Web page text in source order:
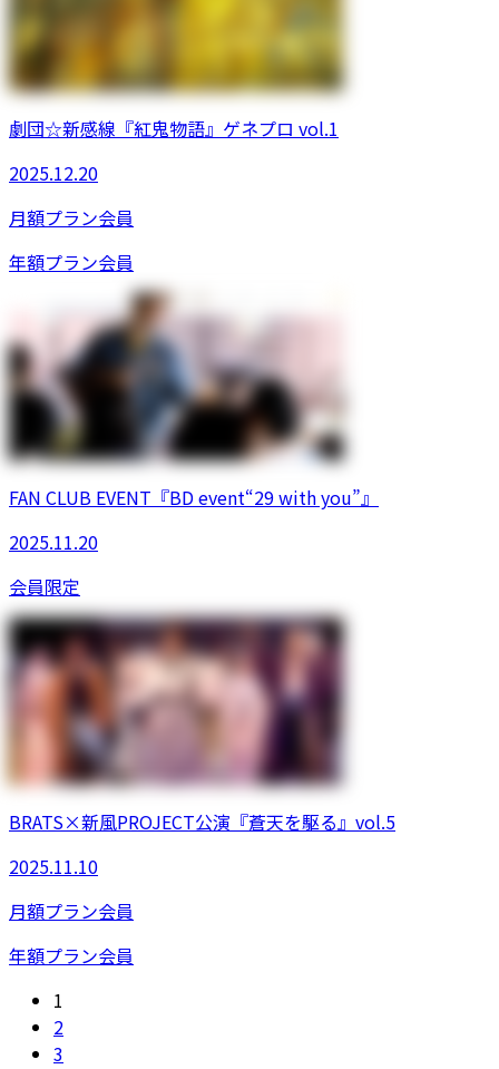
劇団☆新感線『紅鬼物語』ゲネプロ vol.1
2025.12.20
月額プラン会員
年額プラン会員
FAN CLUB EVENT『BD event“29 with you”』
2025.11.20
会員限定
BRATS×新風PROJECT公演『蒼天を駆る』vol.5
2025.11.10
月額プラン会員
年額プラン会員
1
2
3